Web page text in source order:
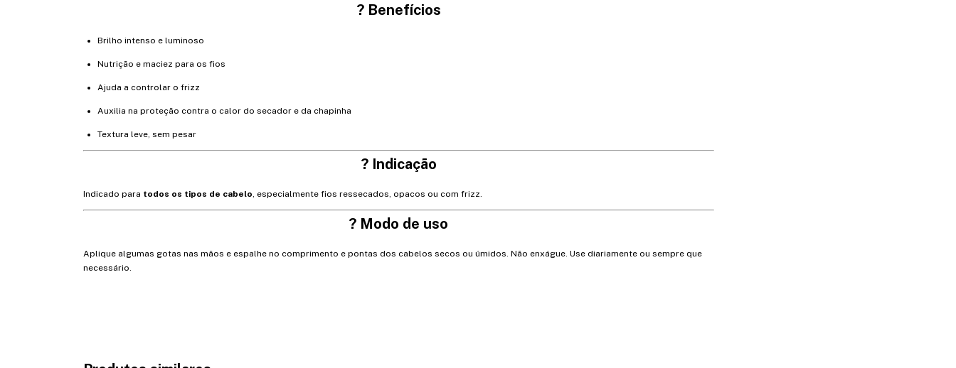
? Benefícios
Brilho intenso e luminoso
Nutrição e maciez para os fios
Ajuda a controlar o frizz
Auxilia na proteção contra o calor do secador e da chapinha
Textura leve, sem pesar
? Indicação
Indicado para todos os tipos de cabelo, especialmente fios ressecados, opacos ou com frizz.
? Modo de uso
Aplique algumas gotas nas mãos e espalhe no comprimento e pontas dos cabelos secos ou úmidos. Não enxágue. Use diariamente ou sempre que
necessário.